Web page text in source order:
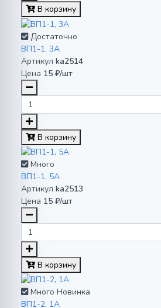
В корзину
Достаточно
ВП1-1, 3А
Артикул ka2514
Цена 15 ₽/шт
В корзину
Много
ВП1-1, 5А
Артикул ka2513
Цена 15 ₽/шт
В корзину
Много Новинка
ВП1-2, 1А